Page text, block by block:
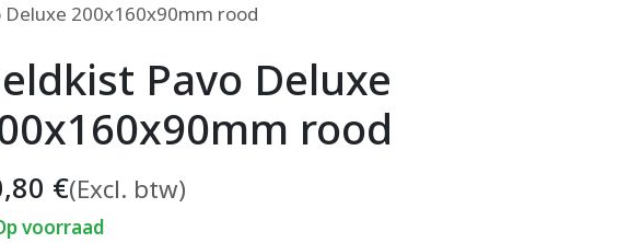
Deluxe 200x160x90mm rood
Pavo Deluxe
rood
€(Excl. btw)
voorraad